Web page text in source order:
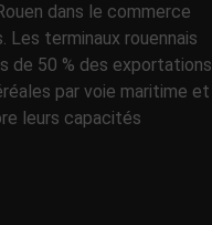
dans le commerce
Les terminaux rouennais
de 50 % des exportations
par voie maritime et
leurs capacités